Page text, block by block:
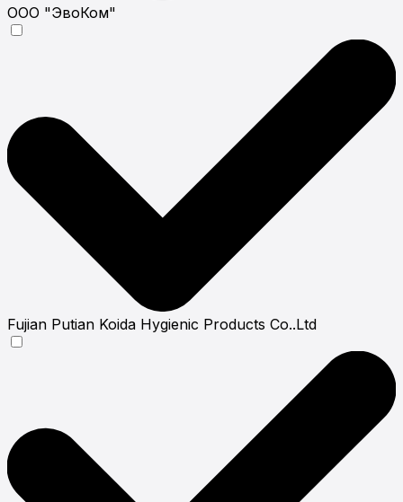
ООО "ЭвоКом"
Fujian Putian Koida Hygienic Products Co..Ltd